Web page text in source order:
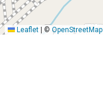
Leaflet © OpenStreetMap